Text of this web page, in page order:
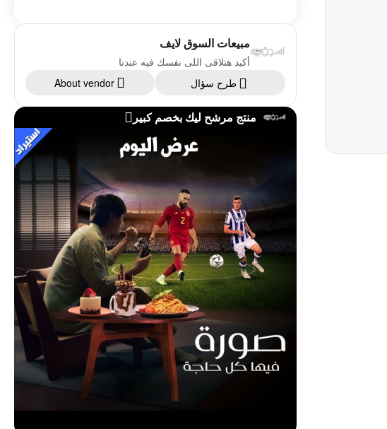
مبيعات السوق لايف
أكيد هتلاقى اللى نفسك فيه عندنا
طرح سؤال
About vendor
منتج مرشح ليك بخصم كبير